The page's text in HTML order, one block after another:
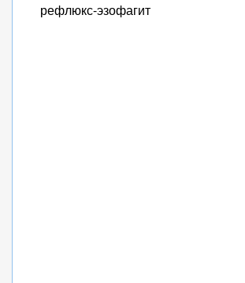
рефлюкс-эзофагит